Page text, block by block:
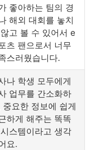
좋아하는 팀의 경
해외 대회를 놓치
고 볼 수 있어서 e
츠 팬으로서 너무
스러웠습니다.
나 학생 모두에게
업무를 간소화하
중요한 정보에 쉽게
하게 해주는 똑똑
스템이라고 생각
요.